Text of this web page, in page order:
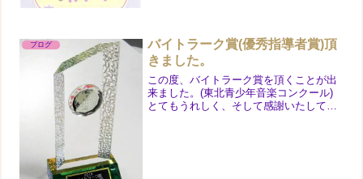
ブログ
バイトラーク賞(優秀指導者賞)頂
きました。
この度、バイトラーク賞を頂くことが出
来ました。(東北青少年音楽コンクール)
とてもうれしく、そして感謝いたしてお